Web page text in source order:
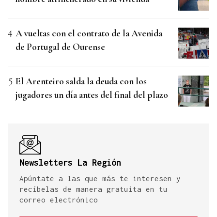
A vueltas con el contrato de la Avenida
de Portugal de Ourense
El Arenteiro salda la deuda con los
jugadores un día antes del final del plazo
Newsletters La Región
Apúntate a las que más te interesen y
recíbelas de manera gratuita en tu
correo electrónico